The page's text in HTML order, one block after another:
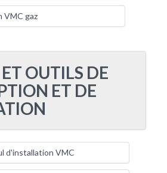
VMC gaz
ET OUTILS DE
ET DE
d'installation VMC